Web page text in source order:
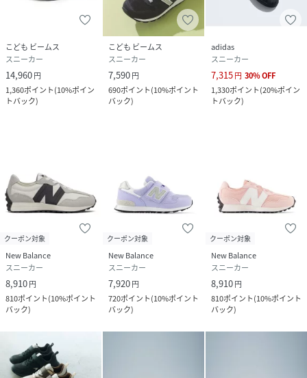
こども ビームス
スニーカー
14,960円
1,360ポイント(10%ポイン
トバック)
こども ビームス
スニーカー
7,590円
690ポイント(10%ポイント
バック)
adidas
スニーカー
7,315円 30%OFF
1,330ポイント(20%ポイン
トバック)
クーポン対象
New Balance
スニーカー
8,910円
810ポイント(10%ポイント
バック)
クーポン対象
New Balance
スニーカー
7,920円
720ポイント(10%ポイント
バック)
クーポン対象
New Balance
スニーカー
8,910円
810ポイント(10%ポイント
バック)